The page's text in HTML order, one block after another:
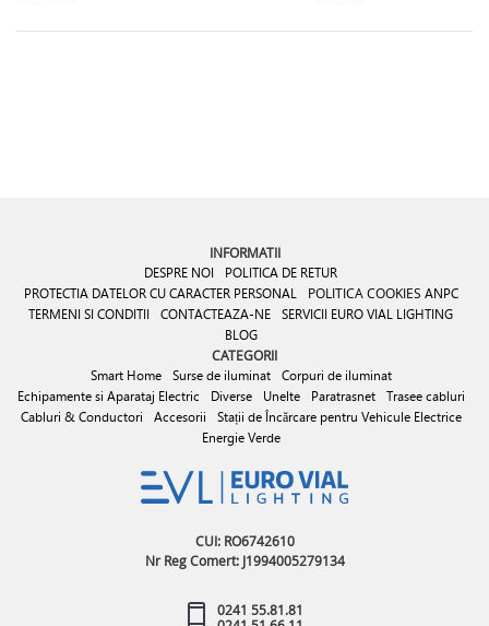
INFORMATII
DESPRE NOI
POLITICA DE RETUR
PROTECTIA DATELOR CU CARACTER PERSONAL
POLITICA COOKIES ANPC
TERMENI SI CONDITII
CONTACTEAZA-NE SERVICII EURO VIAL LIGHTING
BLOG
CATEGORII
Smart Home Surse de iluminat
Corpuri de iluminat
Echipamente si Aparataj Electric
Diverse Unelte Paratrasnet
Trasee cabluri
Cabluri & Conductori
Accesorii
Stații de Încărcare pentru Vehicule Electrice
Energie Verde
CUI: RO6742610
Nr Reg Comert: J1994005279134
0241 55.81.81